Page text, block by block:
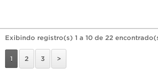
Exibindo registro(s) 1 a 10 de 22
1 2 3 >